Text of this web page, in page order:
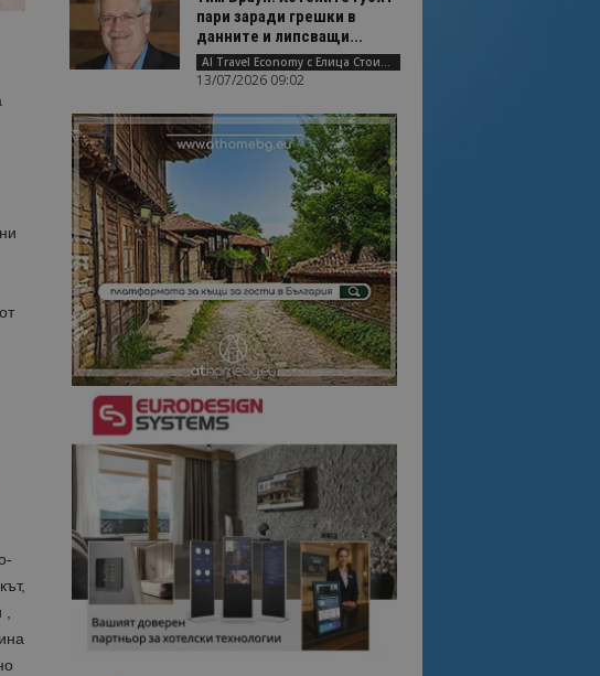
пари заради грешки в
данните и липсващи...
AI Travel Economy с Елица Стоилова
13/07/2026 09:02